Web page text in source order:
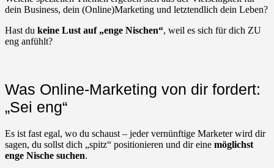
dein Business, dein (Online)Marketing und letztendlich dein Leben?
Hast du keine Lust auf „enge Nischen“, weil es sich für dich ZU
eng anfühlt?
Was Online-Marketing von dir fordert:
„Sei eng“
Es ist fast egal, wo du schaust – jeder vernünftige Marketer wird dir
sagen, du sollst dich „spitz“ positionieren und dir eine möglichst
enge Nische suchen.